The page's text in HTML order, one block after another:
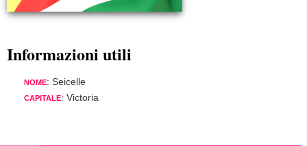
Informazioni utili
NOME: Seicelle
CAPITALE: Victoria